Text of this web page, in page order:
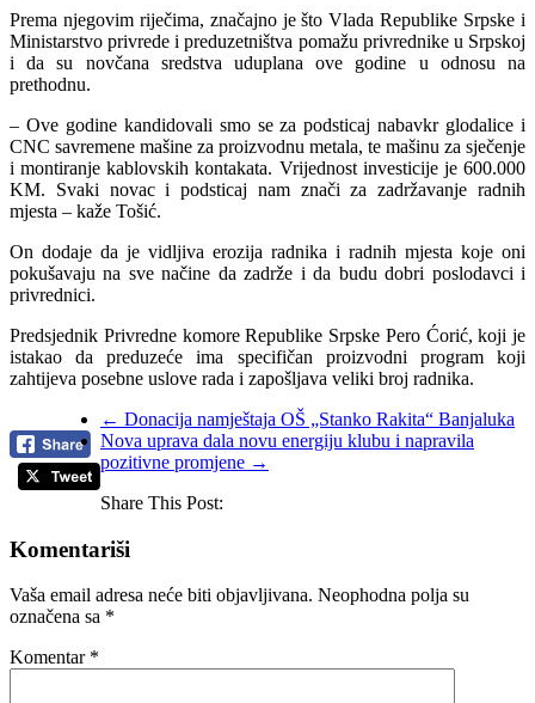
Prema njegovim riječima, značajno je što Vlada Republike Srpske i
Ministarstvo privrede i preduzetništva pomažu privrednike u Srpskoj
i da su novčana sredstva uduplana ove godine u odnosu na
prethodnu.
– Ove godine kandidovali smo se za podsticaj nabavkr glodalice i
CNC savremene mašine za proizvodnu metala, te mašinu za sječenje
i montiranje kablovskih kontakata. Vrijednost investicije je 600.000
KM. Svaki novac i podsticaj nam znači za zadržavanje radnih
mjesta – kaže Tošić.
On dodaje da je vidljiva erozija radnika i radnih mjesta koje oni
pokušavaju na sve načine da zadrže i da budu dobri poslodavci i
privrednici.
Predsjednik Privredne komore Republike Srpske Pero Ćorić, koji je
istakao da preduzeće ima specifičan proizvodni program koji
zahtijeva posebne uslove rada i zapošljava veliki broj radnika.
← Donacija namještaja OŠ „Stanko Rakita“ Banjaluka
Nova uprava dala novu energiju klubu i napravila
pozitivne promjene →
Share This Post:
Komentariši
Vaša email adresa neće biti objavljivana. Neophodna polja su
označena sa *
Komentar *